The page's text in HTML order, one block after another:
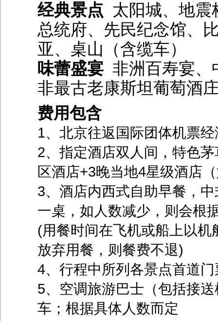
经典景点 太阳城、地震
总统府、先民纪念馆、
亚、桌山（含缆车）
味蕾盛宴 非洲百寿宴、
非最古老康斯坦葡萄酒
费用包含
1、北京往返国际团体机票
2、指定酒店双人间，特色
区酒店+3晚当地4星级酒店
3、酒店内西式自助早餐，
一桌，如人数减少，则会根
(用餐时间在飞机或船上以
放弃用餐，则餐费不退)
4、行程中所列各景点首道门
5、空调旅游巴士（包括接
车；根据具体人数而定